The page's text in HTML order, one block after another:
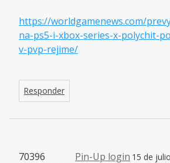
https://worldgamenews.com/
na-ps5-i-xbox-series-x-polychit-
v-pvp-rejime/
Responder
Pin-Up login 15 de
70396